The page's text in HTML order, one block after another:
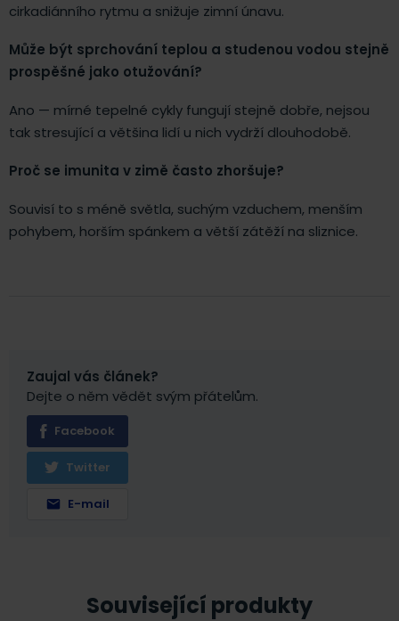
cirkadiánního rytmu a snižuje zimní únavu.
Může být sprchování teplou a studenou vodou stejně
prospěšné jako otužování?
Ano — mírné tepelné cykly fungují stejně dobře, nejsou
tak stresující a většina lidí u nich vydrží dlouhodobě.
Proč se imunita v zimě často zhoršuje?
Souvisí to s méně světla, suchým vzduchem, menším
pohybem, horším spánkem a větší zátěží na sliznice.
Zaujal vás článek?
Dejte o něm vědět svým přátelům.
Facebook
Twitter
E-mail
Související produkty